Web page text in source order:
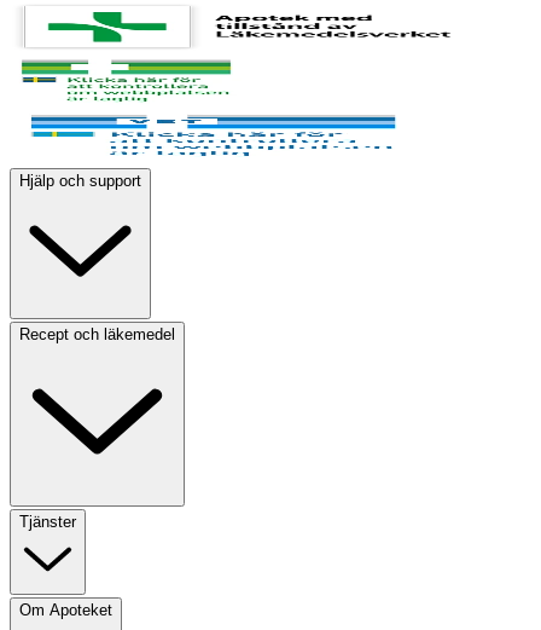
Hjälp och support
Recept och läkemedel
Tjänster
Om Apoteket